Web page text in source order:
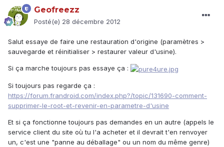
Geofreezz
Posté(e) 28 décembre 2012
Salut essaye de faire une restauration d'origine (paramètres >
sauvegarde et réinitialiser > restaurer valeur d'usine).
Si ça marche toujours pas essaye ça :
Si toujours pas regarde ça :
https://forum.frandroid.com/index.php?/topic/131690-comment-
supprimer-le-root-et-revenir-en-parametre-d'usine
Et si ça fonctionne toujours pas demandes en un autre (appels le
service client du site où tu l'a acheter et il devrait t'en renvoyer
un, c'est une "panne au déballage" ou un nom du même genre)